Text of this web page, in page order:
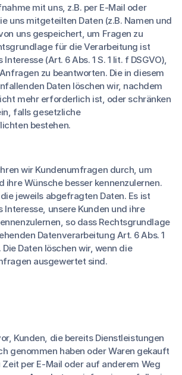
mit uns, z.B. per E-Mail oder
uns mitgeteilten Daten (z.B. Namen und
uns gespeichert, um Fragen zu
für die Verarbeitung ist
(Art. 6 Abs. 1 S. 1 lit. f DSGVO),
zu beantworten. Die in diesem
Daten löschen wir, nachdem
mehr erforderlich ist, oder schränken
falls gesetzliche
bestehen.
wir Kundenumfragen durch, um
ihre Wünsche besser kennenzulernen.
jeweils abgefragten Daten. Es ist
Interesse, unsere Kunden und ihre
so dass Rechtsgrundlage
Datenverarbeitung Art. 6 Abs. 1
Die Daten löschen wir, wenn die
ausgewertet sind.
Kunden, die bereits Dienstleistungen
genommen haben oder Waren gekauft
Zeit per E-Mail oder auf anderem Weg